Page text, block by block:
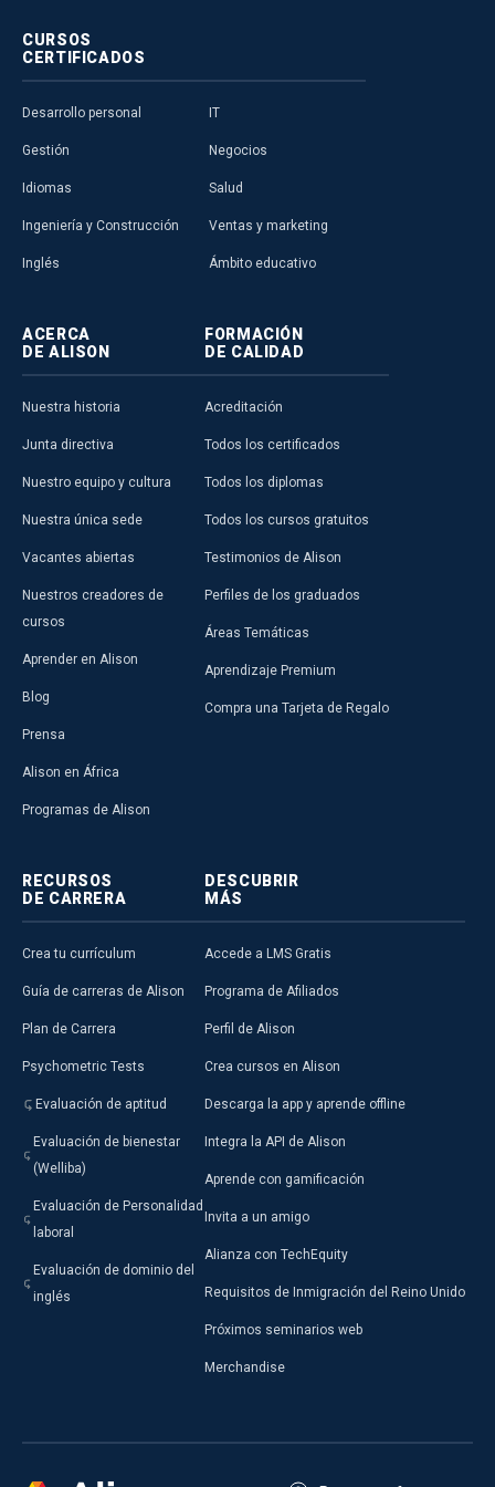
CURSOS
CERTIFICADOS
Desarrollo personal
Gestión
Idiomas
Ingeniería y Construcción
Inglés
IT
Negocios
Salud
Ventas y marketing
Ámbito educativo
ACERCA
DE ALISON
Nuestra historia
Junta directiva
Nuestro equipo y cultura
Nuestra única sede
Vacantes abiertas
Nuestros creadores de
cursos
Aprender en Alison
Blog
Prensa
Alison en África
Programas de Alison
FORMACIÓN
DE CALIDAD
Acreditación
Todos los certificados
Todos los diplomas
Todos los cursos gratuitos
Testimonios de Alison
Perfiles de los graduados
Áreas Temáticas
Aprendizaje Premium
Compra una Tarjeta de Regalo
RECURSOS
DE CARRERA
Crea tu currículum
Guía de carreras de Alison
Plan de Carrera
Psychometric Tests
Evaluación de aptitud
Evaluación de bienestar
(Welliba)
Evaluación de Personalidad
laboral
Evaluación de dominio del
inglés
DESCUBRIR
MÁS
Accede a LMS Gratis
Programa de Afiliados
Perfil de Alison
Crea cursos en Alison
Descarga la app y aprende offline
Integra la API de Alison
Aprende con gamificación
Invita a un amigo
Alianza con TechEquity
Requisitos de Inmigración del Reino Unido
Próximos seminarios web
Merchandise